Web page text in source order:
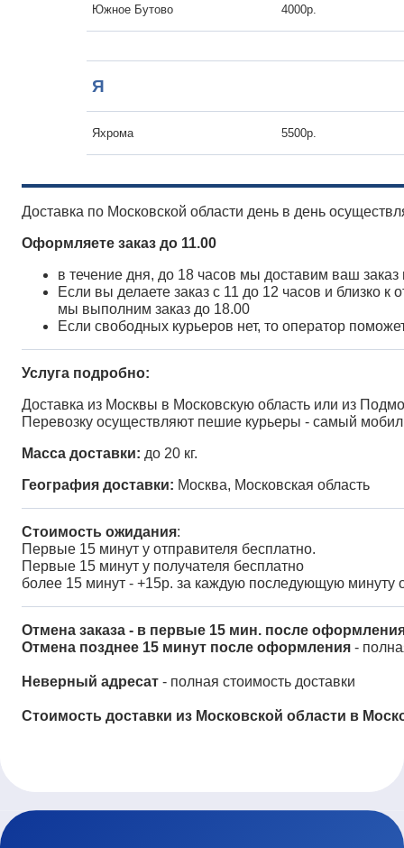
Южное Бутово 4000р.
Я
Яхрома 5500р.
Доставка по Московской области день в день
Оформляете заказ до 11.00
в течение дня, до 18 часов мы доставим ваш заказ
Если вы делаете заказ с 11 до 12 часов и близко
мы выполним заказ до 18.00
Если свободных курьеров нет, то оператор
Услуга подробно:
Доставка из Москвы в Московскую область или из
Перевозку осуществляют пешие курьеры - самый
Масса доставки: до 20 кг.
География доставки: Москва, Московская область
Стоимость ожидания:
Первые 15 минут у отправителя бесплатно.
Первые 15 минут у получателя бесплатно
более 15 минут - +15р. за каждую последующую минуту
Отмена заказа - в первые 15 мин. после
Отмена позднее 15 минут после оформления -
Неверный адресат - полная стоимость доставки
Стоимость доставки из Московской области в